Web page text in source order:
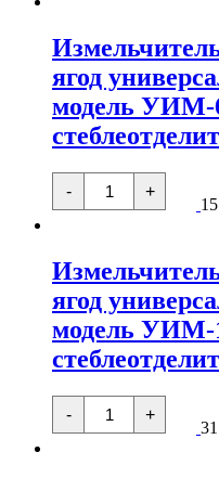
ягод
универсальный
"Умница"
модель
УИМ-600кг-
Н
ягод
модель УИМ-
-
Количество
товара
Измельчитель
ягод
универсальный
"Умница"
модель
УИМ-600кг-
НЛ,
стеблеотделитель
+
ягод
модель УИМ-
-
Количество
товара
Измельчитель
+